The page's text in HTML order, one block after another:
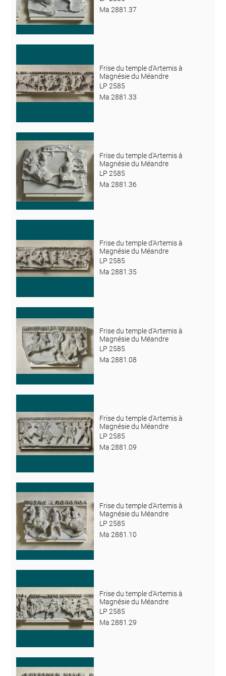
Ma 2881.37
Frise du temple d'Artemis à
Magnésie du Méandre
LP 2585
Ma 2881.33
Frise du temple d'Artemis à
Magnésie du Méandre
LP 2585
Ma 2881.36
Frise du temple d'Artemis à
Magnésie du Méandre
LP 2585
Ma 2881.35
Frise du temple d'Artemis à
Magnésie du Méandre
LP 2585
Ma 2881.08
Frise du temple d'Artemis à
Magnésie du Méandre
LP 2585
Ma 2881.09
Frise du temple d'Artemis à
Magnésie du Méandre
LP 2585
Ma 2881.10
Frise du temple d'Artemis à
Magnésie du Méandre
LP 2585
Ma 2881.29